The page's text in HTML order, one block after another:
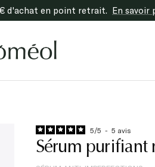
d'achat en point retrait. En savoir
5/5 - 5 avis
Sérum purifiant